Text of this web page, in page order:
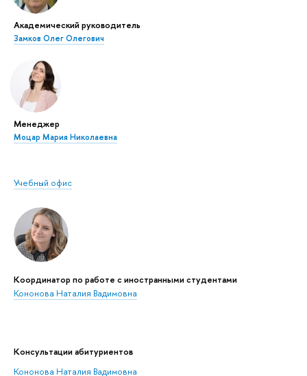
Академический руководитель
Замков Олег Олегович
Менеджер
Моцар Мария Николаевна
Учебный офис
Координатор по работе с иностранными студентами
Кононова Наталия Вадимовна
Консультации абитуриентов
Кононова Наталия Вадимовна